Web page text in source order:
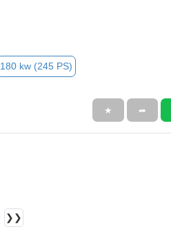
180 kw (245 PS)
★ ➦
❯❯